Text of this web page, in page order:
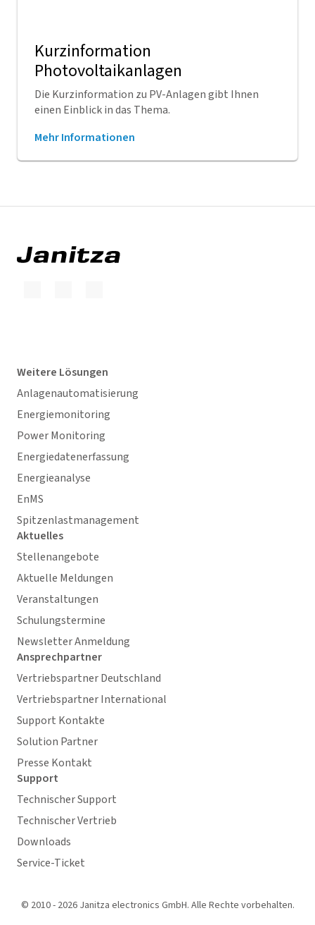
Kurzinformation
Photovoltaikanlagen
Die Kurzinformation zu PV-Anlagen gibt Ihnen
einen Einblick in das Thema.
Mehr Informationen
Weitere Lösungen
Anlagenautomatisierung
Energiemonitoring
Power Monitoring
Energiedatenerfassung
Energieanalyse
EnMS
Spitzenlastmanagement
Aktuelles
Stellenangebote
Aktuelle Meldungen
Veranstaltungen
Schulungstermine
Newsletter Anmeldung
Ansprechpartner
Vertriebspartner Deutschland
Vertriebspartner International
Support Kontakte
Solution Partner
Presse Kontakt
Support
Technischer Support
Technischer Vertrieb
Downloads
Service-Ticket
© 2010 - 2026 Janitza electronics GmbH. Alle Rechte vorbehalten.